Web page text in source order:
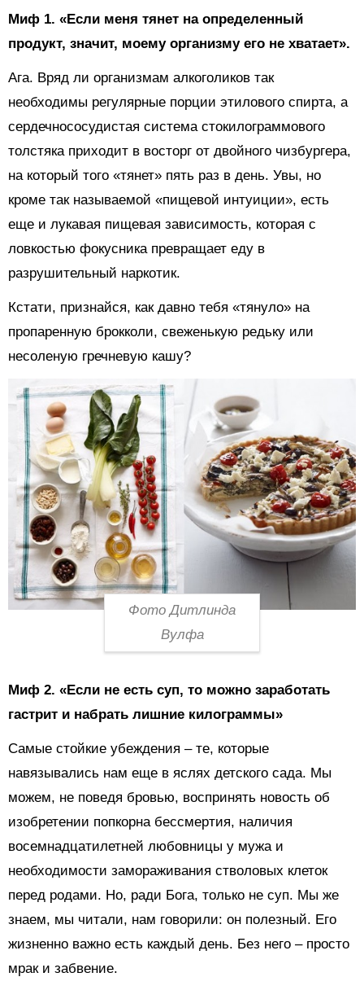
Миф 1. «Если меня тянет на определенный
продукт, значит, моему организму его не хватает».
Ага. Вряд ли организмам алкоголиков так
необходимы регулярные порции этилового спирта, а
сердечнососудистая система стокилограммового
толстяка приходит в восторг от двойного чизбургера,
на который того «тянет» пять раз в день. Увы, но
кроме так называемой «пищевой интуиции», есть
еще и лукавая пищевая зависимость, которая с
ловкостью фокусника превращает еду в
разрушительный наркотик.
Кстати, признайся, как давно тебя «тянуло» на
пропаренную брокколи, свеженькую редьку или
несоленую гречневую кашу?
Фото Дитлинда
Вулфа
Миф 2. «Если не есть суп, то можно заработать
гастрит и набрать лишние килограммы»
Самые стойкие убеждения – те, которые
навязывались нам еще в яслях детского сада. Мы
можем, не поведя бровью, воспринять новость об
изобретении попкорна бессмертия, наличия
восемнадцатилетней любовницы у мужа и
необходимости замораживания стволовых клеток
перед родами. Но, ради Бога, только не суп. Мы же
знаем, мы читали, нам говорили: он полезный. Его
жизненно важно есть каждый день. Без него – просто
мрак и забвение.